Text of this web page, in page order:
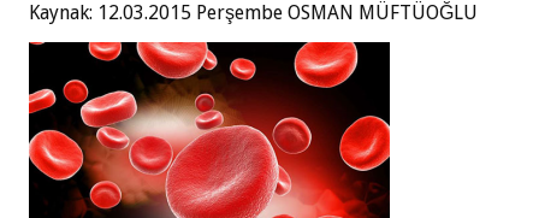
Kaynak: 12.03.2015 Perşembe OSMAN MÜFTÜOĞLU